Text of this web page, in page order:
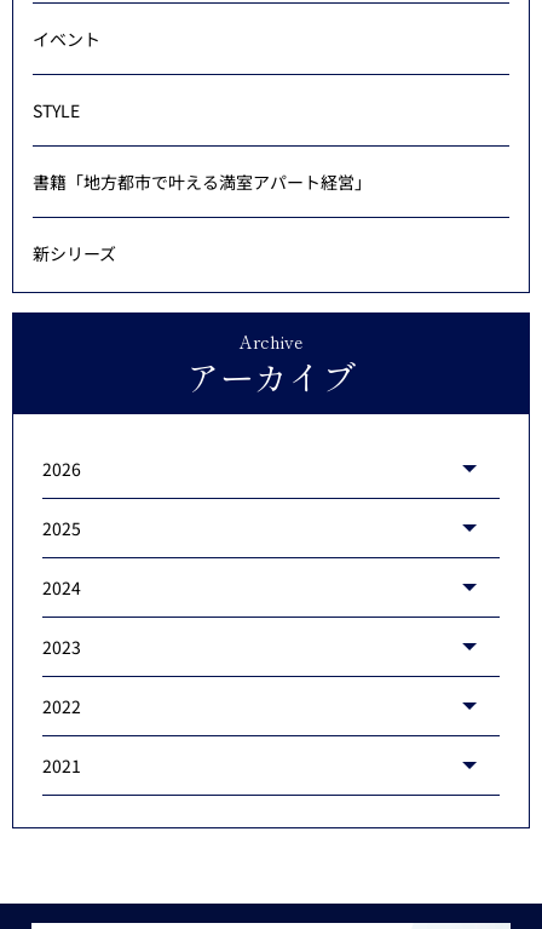
イベント
STYLE
書籍「地方都市で叶える満室アパート経営」
新シリーズ
Archive
アーカイブ
2026
2025
2024
2023
2022
2021